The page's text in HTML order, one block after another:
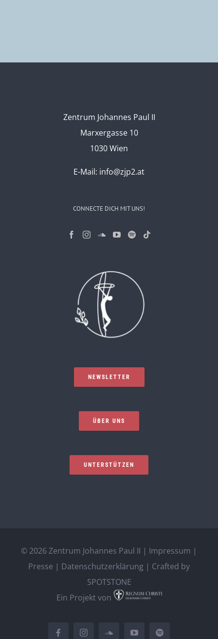
Zentrum Johannes Paul II
Marxergasse 10
1030 Wien
E-Mail: info@zjp2.at
CONNECTE DICH MIT UNS!
NEWSLETTER
ÜBER UNS
UNTERSTÜTZEN
© 2026 Zentrum Johannes Paul II | Impressum |
Presse | Datenschutzerklärung | Crafted by
SPOTSTONE
Ein Projekt von
FacebookInstagramSoundCloudYouTubeSpotify